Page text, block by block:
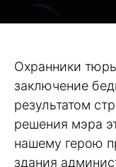
Охранники
заключение
результатом
решения мэра
нашему герою
здания